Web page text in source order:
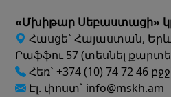
«Մխիթար Սեբաստացի»
Հասցե` Հայաստան,
Րաֆֆու 57 (տեսնել
Հեռ` +374 (10) 74 72 46
Էլ. փոստ` info@mskh.am